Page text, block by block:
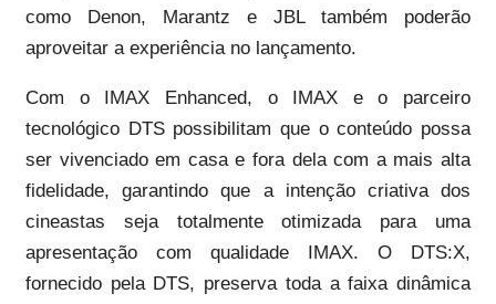
como Denon, Marantz e JBL também poderão
aproveitar a experiência no lançamento.
Com o IMAX Enhanced, o IMAX e o parceiro
tecnológico DTS possibilitam que o conteúdo possa
ser vivenciado em casa e fora dela com a mais alta
fidelidade, garantindo que a intenção criativa dos
cineastas seja totalmente otimizada para uma
apresentação com qualidade IMAX. O DTS:X,
fornecido pela DTS, preserva toda a faixa dinâmica